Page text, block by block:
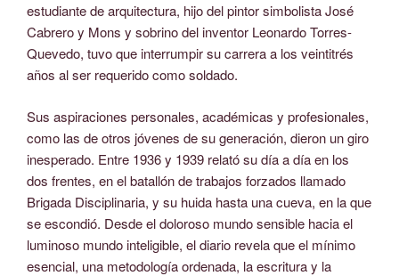
estudiante de arquitectura, hijo del pintor simbolista José
Cabrero y Mons y sobrino del inventor Leonardo Torres-
Quevedo, tuvo que interrumpir su carrera a los veintitrés
años al ser requerido como soldado.
Sus aspiraciones personales, académicas y profesionales,
como las de otros jóvenes de su generación, dieron un giro
inesperado. Entre 1936 y 1939 relató su día a día en los
dos frentes, en el batallón de trabajos forzados llamado
Brigada Disciplinaria, y su huida hasta una cueva, en la que
se escondió. Desde el doloroso mundo sensible hacia el
luminoso mundo inteligible, el diario revela que el mínimo
esencial, una metodología ordenada, la escritura y la